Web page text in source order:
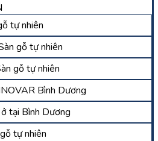
tự nhiên
gỗ tự nhiên
gỗ tự nhiên
Bình Dương
tại Bình Dương
tự nhiên